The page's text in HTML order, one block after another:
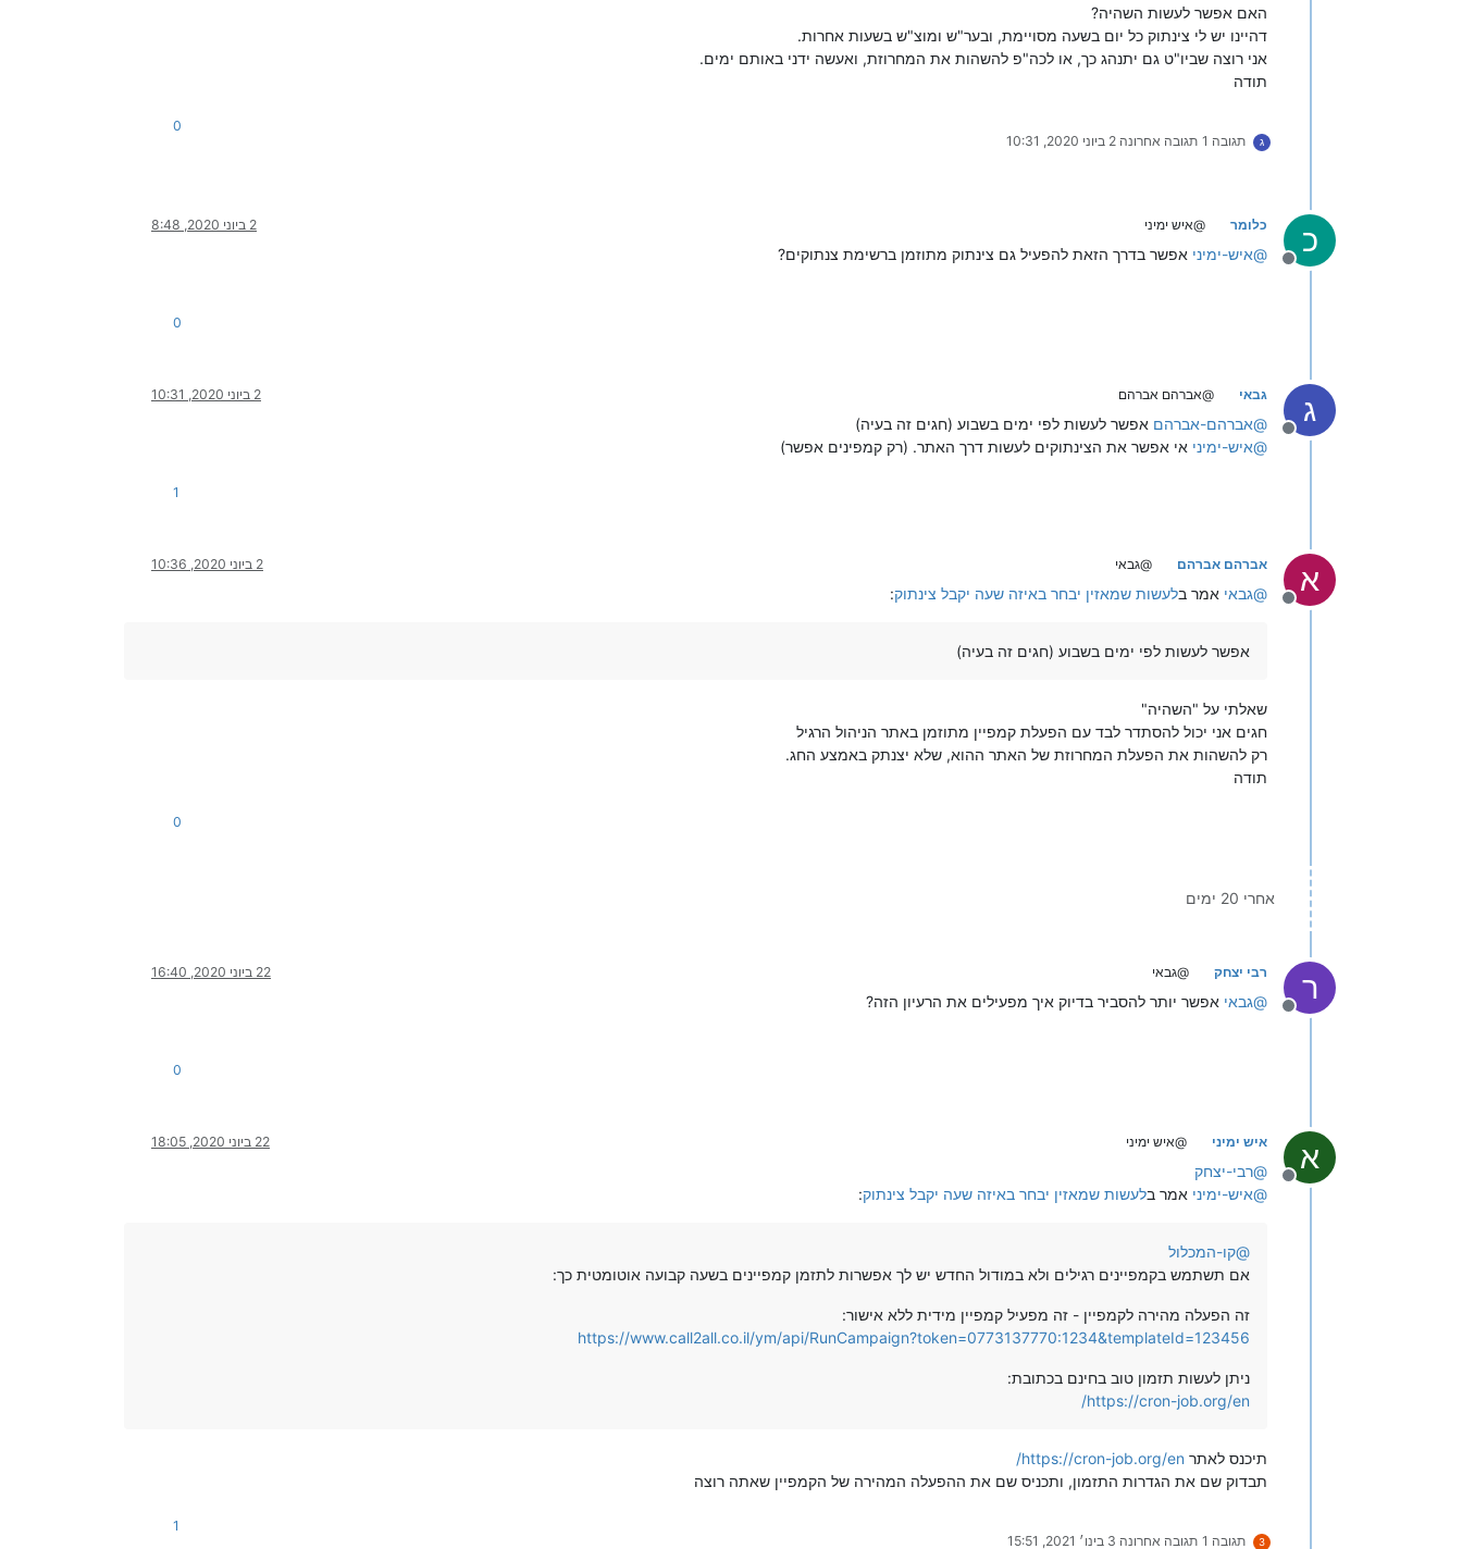
האם אפשר לעשות השהיה?
דהיינו יש לי צינתוק כל יום בשעה מסויימת, ובער"ש ומוצ"ש בשעות אחרות.
אני רוצה שביו"ט גם יתנהג כך, או לכה"פ להשהות את המחרוזת, ואעשה ידני באותם ימים.
תודה
ג תגובה 1 תגובה אחרונה 2 ביוני 2020, 10:31
0
כ
מנותק
כלומר @איש ימיני 2 ביוני 2020, 8:48
@איש-ימיני אפשר בדרך הזאת להפעיל גם צינתוק מתוזמן ברשימת צנתוקים?
0
ג
מנותק
גבאי @אברהם אברהם 2 ביוני 2020, 10:31
@אברהם-אברהם אפשר לעשות לפי ימים בשבוע (חגים זה בעיה)
@איש-ימיני אי אפשר את הצינתוקים לעשות דרך האתר. (רק קמפינים אפשר)
1
א
מנותק
אברהם אברהם @גבאי 2 ביוני 2020, 10:36
@גבאי אמר בלעשות שמאזין יבחר באיזה שעה יקבל צינתוק:
אפשר לעשות לפי ימים בשבוע (חגים זה בעיה)
שאלתי על "השהיה"
חגים אני יכול להסתדר לבד עם הפעלת קמפיין מתוזמן באתר הניהול הרגיל
רק להשהות את הפעלת המחרוזת של האתר ההוא, שלא יצנתק באמצע החג.
תודה
0
אחרי 20 ימים
ר
מנותק
רבי יצחק @גבאי 22 ביוני 2020, 16:40
@גבאי אפשר יותר להסביר בדיוק איך מפעילים את הרעיון הזה?
0
א
מנותק
איש ימיני @איש ימיני 22 ביוני 2020, 18:05
@רבי-יצחק
@איש-ימיני אמר בלעשות שמאזין יבחר באיזה שעה יקבל צינתוק:
@קו-המכלול
אם תשתמש בקמפיינים רגילים ולא במודול החדש יש לך אפשרות לתזמן קמפיינים בשעה קבועה אוטומטית כך:
זה הפעלה מהירה לקמפיין - זה מפעיל קמפיין מידית ללא אישור:
https://www.call2all.co.il/ym/api/RunCampaign?token=0773137770:1234&templateId=123456
ניתן לעשות תזמון טוב בחינם בכתובת:
https://cron-job.org/en/
תיכנס לאתר https://cron-job.org/en/
תבדוק שם את הגדרות התזמון, ותכניס שם את ההפעלה המהירה של הקמפיין שאתה רוצה
3 תגובה 1 תגובה אחרונה 3 בינו׳ 2021, 15:51
1